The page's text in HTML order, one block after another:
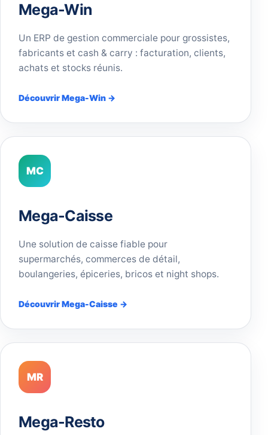
Mega-Win
Un ERP de gestion commerciale pour grossistes,
fabricants et cash & carry : facturation, clients,
achats et stocks réunis.
Découvrir Mega-Win →
MC
Mega-Caisse
Une solution de caisse fiable pour
supermarchés, commerces de détail,
boulangeries, épiceries, bricos et night shops.
Découvrir Mega-Caisse →
MR
Mega-Resto